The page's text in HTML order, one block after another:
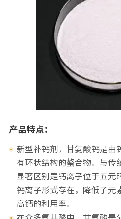
产品特点：
新型补钙剂，甘氨酸钙是由
有环状结构的螯合物。与传
显著区别是钙离子位于五元
钙离子形式存在，降低了元
高钙的利用率。